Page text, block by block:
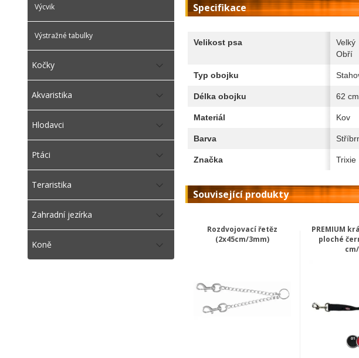
Výcvik
Výstražné tabulky
Kočky
Akvaristika
Hlodavci
Ptáci
Teraristika
Zahradní jezírka
Koně
Specifikace
Velikost psa
Velký
Obří
Typ obojku
Délka obojku 62 cm
Materiál Kov
Barva
Značka Trixie
Související produkty
Rozdvojovací řetěz
(2x45cm/3mm)
PREMIUM
ploché